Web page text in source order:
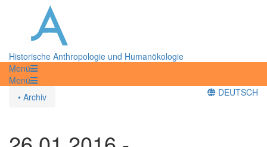
Historische Anthropologie und Humanökologie
Menü
Menü
• Archiv
DEUTSCH